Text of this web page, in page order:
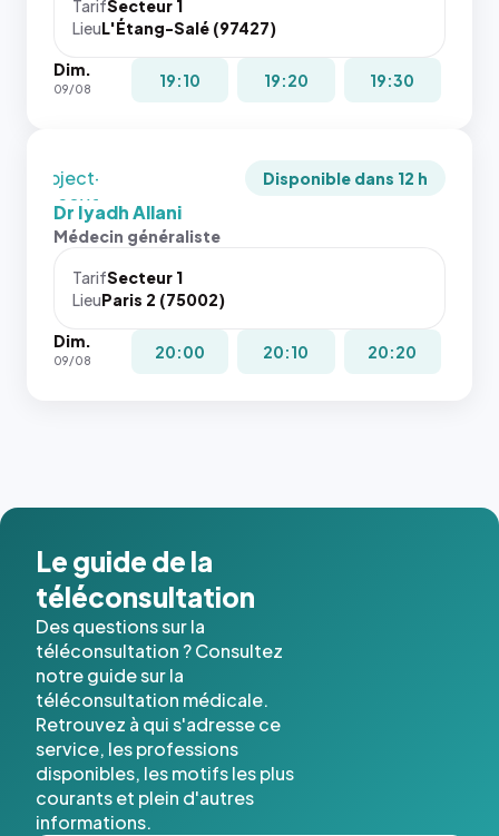
TarifSecteur 1
LieuL'Étang-Salé (97427)
Dim.
09/08 19:10 19:20 19:30
juste à
toutes les
puisque la
`object-
fit: cover`.
Sans ces
navigateur
pas la
place, et
cas. #}
Disponible dans 12 h
Dr Iyadh Allani
Médecin généraliste
TarifSecteur 1
LieuParis 2 (75002)
Dim.
09/08 20:00 20:10 20:20
Le guide de la
téléconsultation
Des questions sur la
téléconsultation ? Consultez
notre guide sur la
téléconsultation médicale.
Retrouvez à qui s'adresse ce
service, les professions
disponibles, les motifs les plus
courants et plein d'autres
informations.